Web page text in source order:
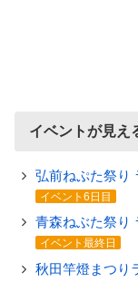
イベントが見え
弘前ねぷた祭り
イベント6日目
青森ねぶた祭り
イベント最終日
秋田竿燈まつり